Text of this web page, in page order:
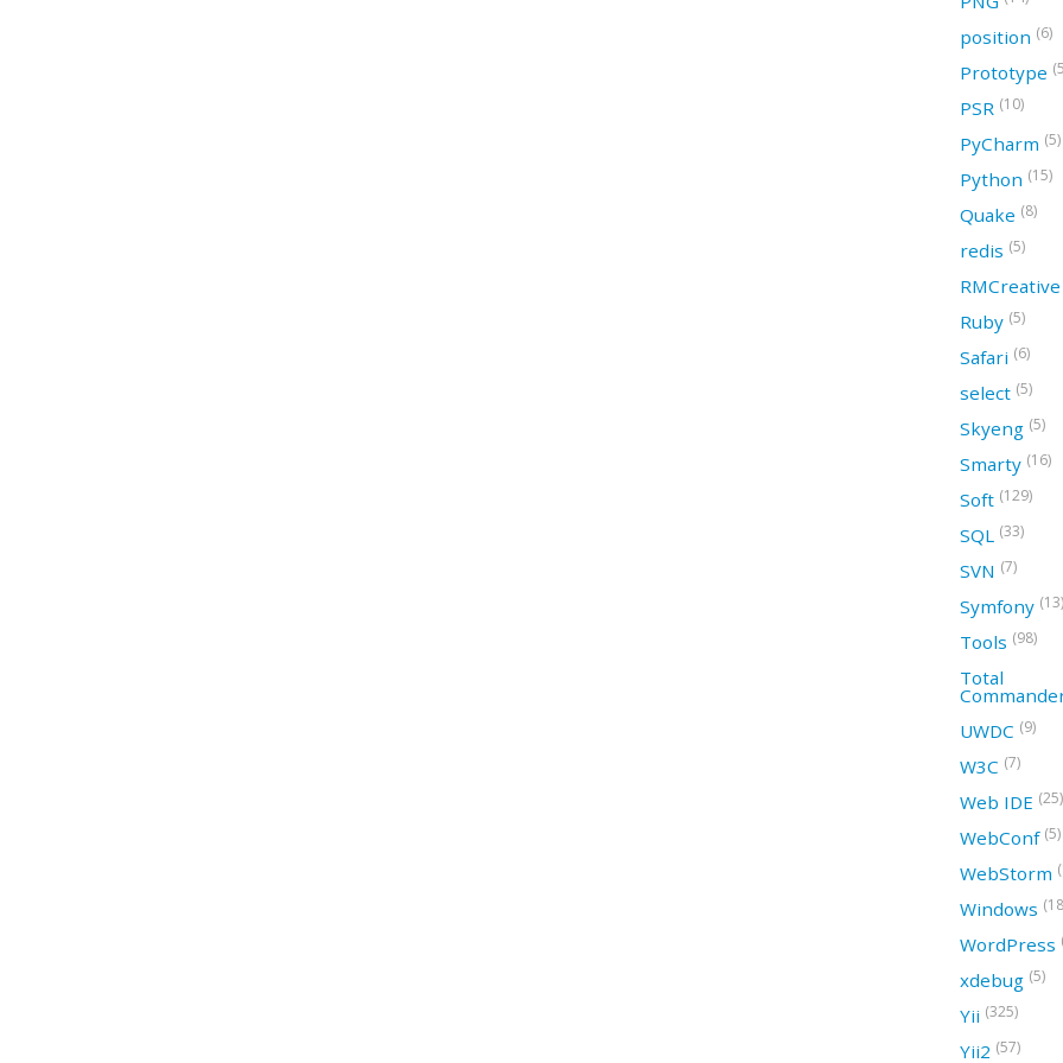
position (6)
Prototype
PSR (10)
PyCharm (5)
Python (15)
Quake (8)
redis (5)
RMCreative
Ruby (5)
Safari (6)
select (5)
Skyeng (5)
Smarty (16)
Soft (129)
SQL (33)
SVN (7)
Symfony (13)
Tools (98)
Total
UWDC (9)
W3C (7)
Web IDE (25)
WebConf (5)
WebStorm
Windows
WordPress
xdebug (5)
Yii (325)
Yii2 (57)